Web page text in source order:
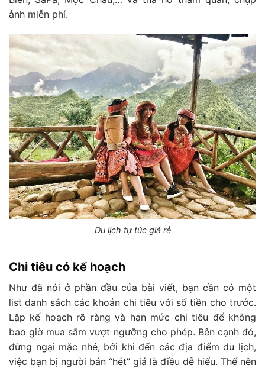
ảnh miễn phí.
Du lịch tự túc giá rẻ
Chi tiêu có kế hoạch
Như đã nói ở phần đầu của bài viết, bạn cần có một
list danh sách các khoản chi tiêu với số tiền cho trước.
Lập kế hoạch rõ ràng và hạn mức chi tiêu để không
bao giờ mua sắm vượt ngưỡng cho phép. Bên cạnh đó,
đừng ngại mặc nhé, bởi khi đến các địa điểm du lịch,
việc bạn bị người bán “hét” giá là điều dễ hiểu. Thế nên